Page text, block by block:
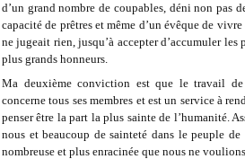
d’un grand nombre de coupables, déni non pas
capacité de prêtres et même d’un évêque de
ne jugeait rien, jusqu’à accepter d’accumuler les
plus grands honneurs.
Ma deuxième conviction est que le travail
concerne tous ses membres et est un service à
penser être la part la plus sainte de l’humanité.
nous et beaucoup de sainteté dans le peuple
nombreuse et plus enracinée que nous ne